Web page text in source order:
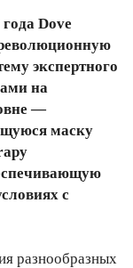
Dove
экспертного
на
—
маску
с
разнообразных